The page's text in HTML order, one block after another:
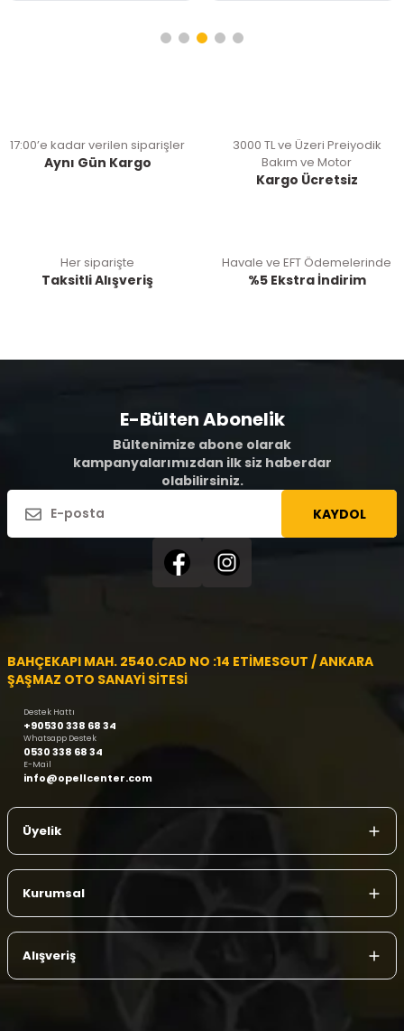
17:00’e kadar verilen siparişler
Aynı Gün Kargo
3000 TL ve Üzeri Preiyodik
Bakım ve Motor
Kargo Ücretsiz
Her siparişte
Taksitli Alışveriş
Havale ve EFT Ödemelerinde
%5 Ekstra İndirim
E-Bülten Abonelik
Bültenimize abone olarak
kampanyalarımızdan ilk siz haberdar
olabilirsiniz.
KAYDOL
BAHÇEKAPI MAH. 2540.CAD NO :14 ETİMESGUT / ANKARA
ŞAŞMAZ OTO SANAYİ SİTESİ
Destek Hattı
+90530 338 68 34
Whatsapp Destek
0530 338 68 34
E-Mail
info@opellcenter.com
Üyelik
Kurumsal
Alışveriş